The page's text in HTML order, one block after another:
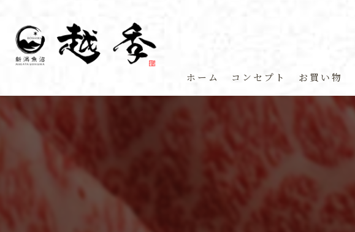
ホーム コンセプト お買い物